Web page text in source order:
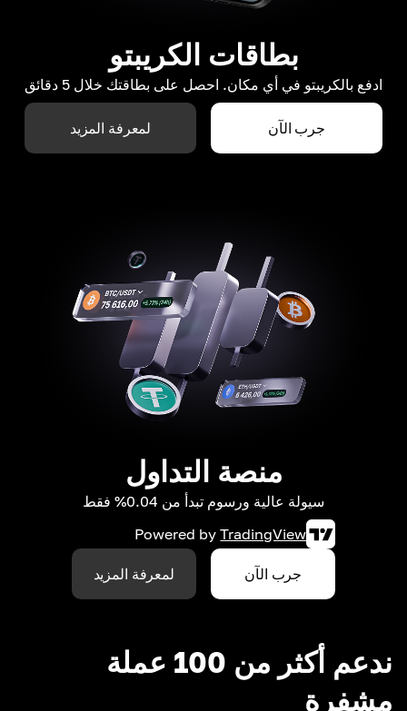
بطاقات الكريبتو
ادفع بالكريبتو في أي مكان. احصل على بطاقتك خلال 5 دقائق
جرب الآن لمعرفة المزيد
منصة التداول
سيولة عالية ورسوم تبدأ من 0.04% فقط
Powered by TradingView
جرب الآن لمعرفة المزيد
ندعم أكثر من 100 عملة
مشفرة